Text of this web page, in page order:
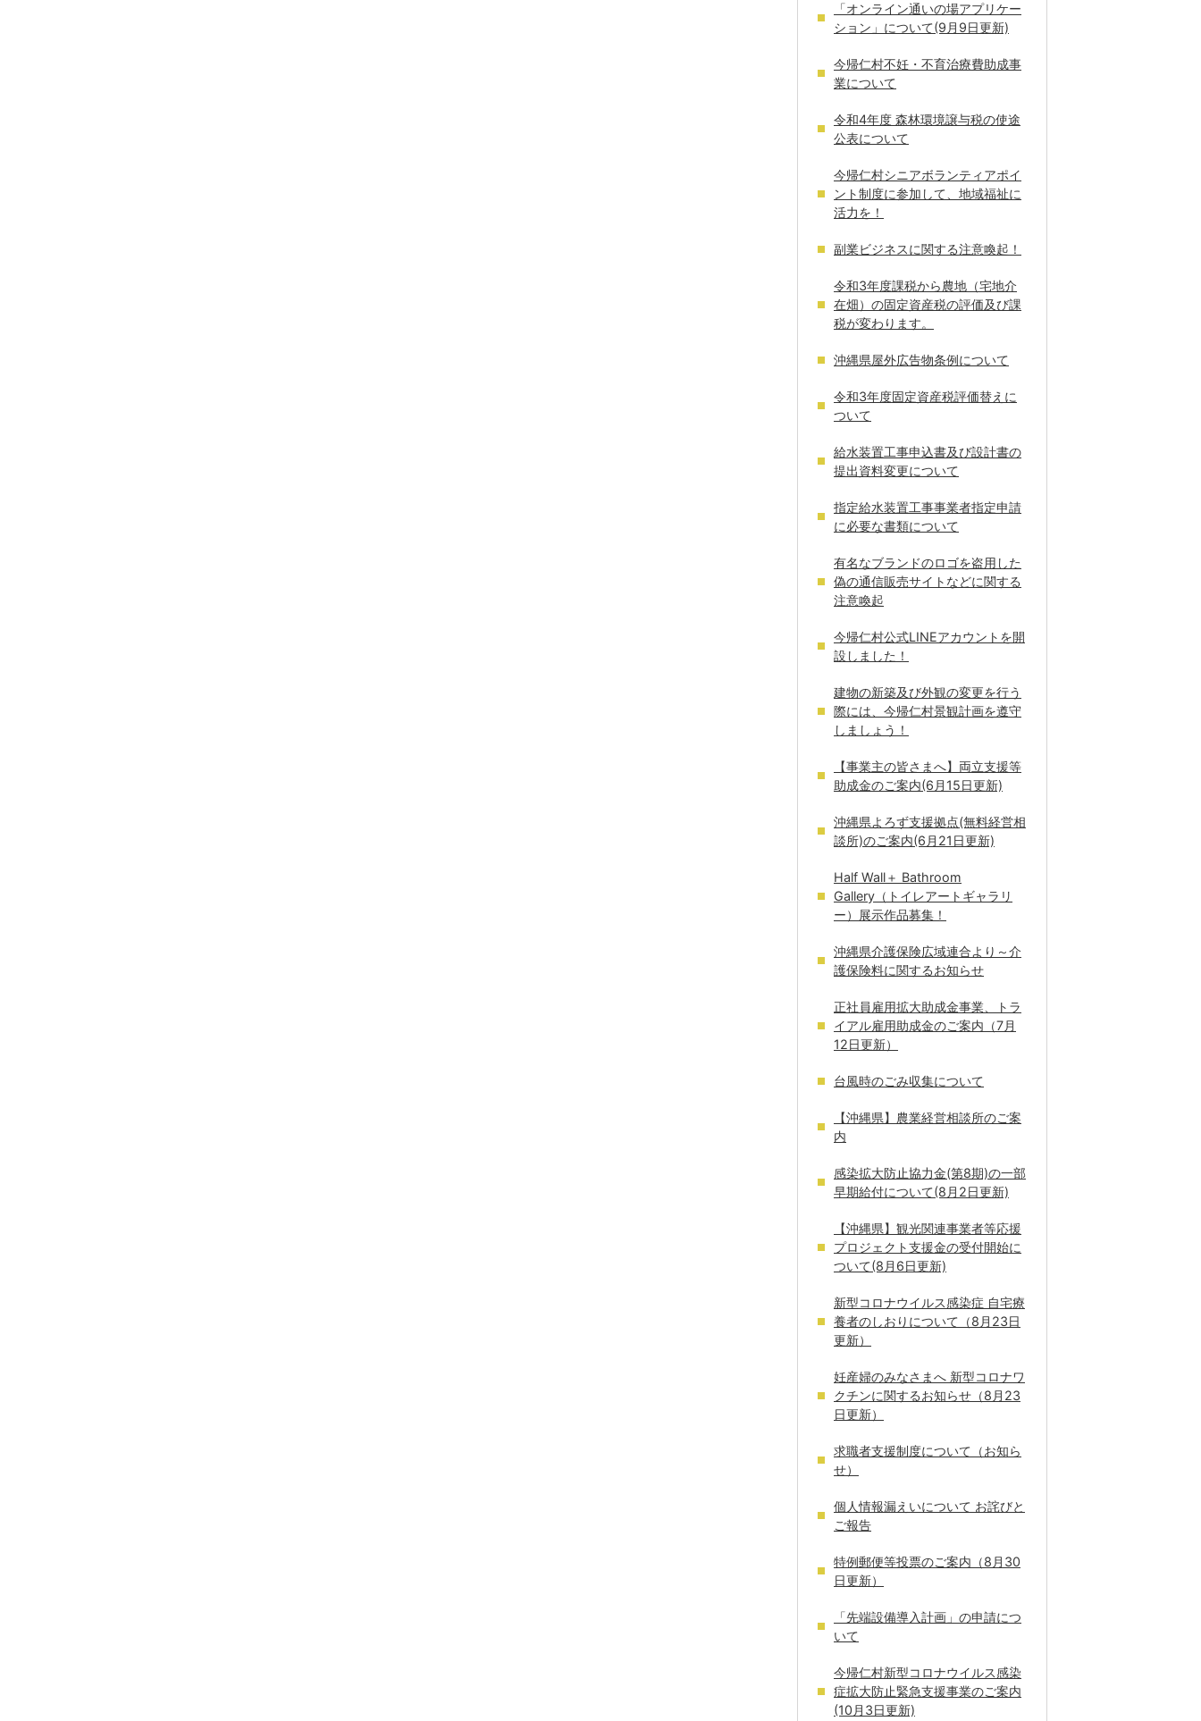
「オンライン通いの場アプリケー
ション」について(9月9日更新)
今帰仁村不妊・不育治療費助成事
業について
令和4年度 森林環境譲与税の使途
公表について
今帰仁村シニアボランティアポイ
ント制度に参加して、地域福祉に
活力を！
副業ビジネスに関する注意喚起！
令和3年度課税から農地（宅地介
在畑）の固定資産税の評価及び課
税が変わります。
沖縄県屋外広告物条例について
令和3年度固定資産税評価替えに
ついて
給水装置工事申込書及び設計書の
提出資料変更について
指定給水装置工事事業者指定申請
に必要な書類について
有名なブランドのロゴを盗用した
偽の通信販売サイトなどに関する
注意喚起
今帰仁村公式LINEアカウントを開
設しました！
建物の新築及び外観の変更を行う
際には、今帰仁村景観計画を遵守
しましょう！
【事業主の皆さまへ】両立支援等
助成金のご案内(6月15日更新)
沖縄県よろず支援拠点(無料経営相
談所)のご案内(6月21日更新)
Half Wall＋ Bathroom
Gallery（トイレアートギャラリ
ー）展示作品募集！
沖縄県介護保険広域連合より～介
護保険料に関するお知らせ
正社員雇用拡大助成金事業、トラ
イアル雇用助成金のご案内（7月
12日更新）
台風時のごみ収集について
【沖縄県】農業経営相談所のご案
内
感染拡大防止協力金(第8期)の一部
早期給付について(8月2日更新)
【沖縄県】観光関連事業者等応援
プロジェクト支援金の受付開始に
ついて(8月6日更新)
新型コロナウイルス感染症 自宅療
養者のしおりについて（8月23日
更新）
妊産婦のみなさまへ 新型コロナワ
クチンに関するお知らせ（8月23
日更新）
求職者支援制度について（お知ら
せ）
個人情報漏えいについて お詫びと
ご報告
特例郵便等投票のご案内（8月30
日更新）
「先端設備導入計画」の申請につ
いて
今帰仁村新型コロナウイルス感染
症拡大防止緊急支援事業のご案内
(10月3日更新)